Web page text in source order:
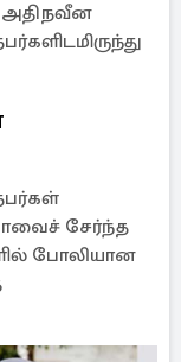
அதிநவீன
சேர்ந்த
போலியான